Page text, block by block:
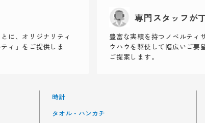
に、オリジナリティ
ィ」をご提供しま
専門スタッフが
豊富な実績を持つノベルティ
ウハウを駆使して幅広いご要
ご提案します。
時計
タオル・ハンカチ